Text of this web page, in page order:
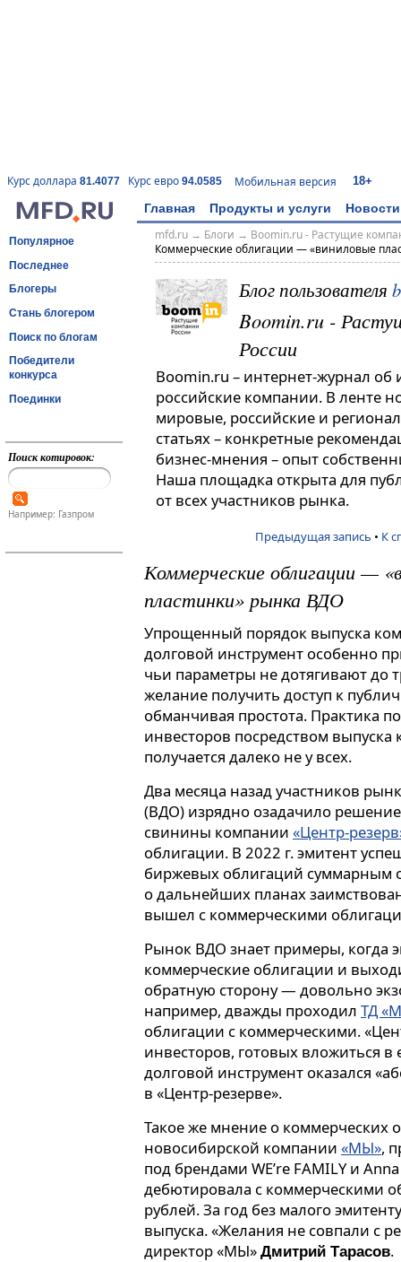
Курс доллара 81.4077 Курс евро 94.0585 Мобильная версия 18+
Главная Продукты и услуги Новости
Популярное
Последнее
Блогеры
Стань блогером
Поиск по блогам
Победители
конкурса
Поединки
Поиск котировок:
Например: Газпром
mfd.ru→ Блоги → Boomin.ru - Растущие
Коммерческие облигации — «виниловые
Блог пользователя
Boomin.ru -
России
Boomin.ru – интернет-журнал об
российские компании. В ленте
мировые, российские и
статьях – конкретные
бизнес-мнения – опыт
Наша площадка открыта для
от всех участников рынка.
Предыдущая запись • К
Коммерческие облигации —
пластинки» рынка ВДО
Упрощенный порядок выпуска
долговой инструмент особенно
чьи параметры не дотягивают до
желание получить доступ к
обманчивая простота. Практика
инвесторов посредством
получается далеко не у всех.
Два месяца назад участников
(ВДО) изрядно озадачило
свинины компании «Центр-
облигации. В 2022 г. эмитент
биржевых облигаций суммарным
о дальнейших планах
вышел с коммерческими
Рынок ВДО знает примеры, когда
коммерческие облигации и
обратную сторону — довольно
например, дважды проходил ТД
облигации с коммерческими.
инвесторов, готовых вложиться
долговой инструмент оказался
в «Центр-резерве».
Такое же мнение о коммерческих
новосибирской компании «МЫ»,
под брендами WE’re FAMILY и
дебютировала с коммерческими
рублей. За год без малого
выпуска. «Желания не совпали с
директор «МЫ» Дмитрий Тарасов.